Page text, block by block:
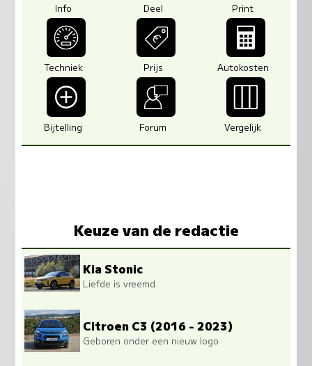
Info Deel Print
Techniek Prijs Autokosten
Bijtelling Forum Vergelijk
Keuze van de redactie
Kia Stonic
Liefde is vreemd
Citroen C3 (2016 - 2023)
Geboren onder een nieuw logo